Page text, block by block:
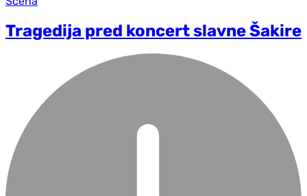
Tragedija pred koncert slavne Šakire